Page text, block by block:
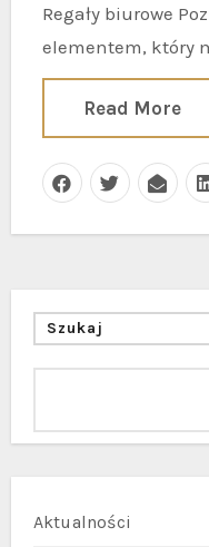
Regały biurowe
elementem, który
Read More
Szukaj
Aktualności